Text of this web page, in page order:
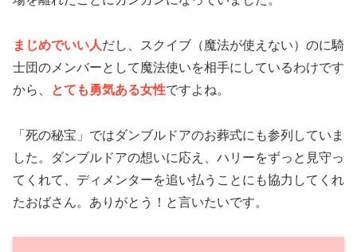
まじめでいい人だし、スクイブ（魔法が使えない）のに騎
士団のメンバーとして魔法使いを相手にしているわけです
から、
とても勇気ある女性ですよね。
「死の秘宝」ではダンブルドアのお葬式にも参列していま
した。ダンブルドアの想いに応え、ハリーをずっと見守っ
てくれて、ディメンターを追い払うことにも協力してくれ
たおばさん。ありがとう！と言いたいです。